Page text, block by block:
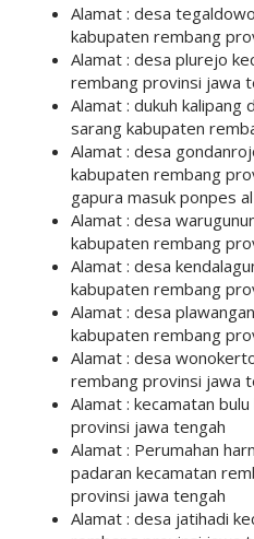
Alamat : desa
kabupaten rembang
Alamat : desa plurejo
rembang provinsi jawa
Alamat : dukuh kalipang
sarang kabupaten
Alamat : desa
kabupaten rembang
gapura masuk ponpes
Alamat : desa
kabupaten rembang
Alamat : desa
kabupaten rembang
Alamat : desa
kabupaten rembang
Alamat : desa
rembang provinsi jawa
Alamat : kecamatan
provinsi jawa tengah
Alamat : Perumahan
padaran kecamatan
provinsi jawa tengah
Alamat : desa jatihadi